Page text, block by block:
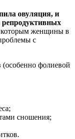
овуляция, и
репродуктивных
женщины в
с
(особенно фолиевой
сношения;